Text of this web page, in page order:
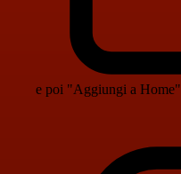
e poi "Aggiungi a Home"